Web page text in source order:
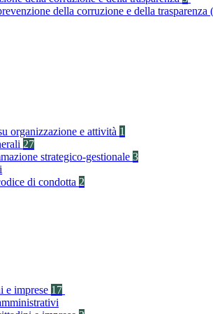
della corruzione e della trasparenza
organizzazione e attività 1
27
strategico-gestionale 3
di condotta 2
e imprese 17